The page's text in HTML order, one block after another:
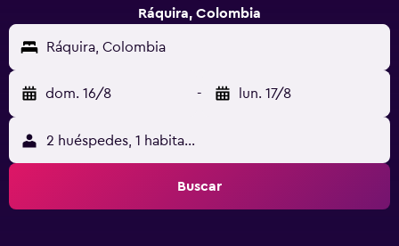
Ráquira, Colombia
Ráquira, Colombia
dom. 16/8 - lun. 17/8
2 huéspedes, 1 habitación
Buscar